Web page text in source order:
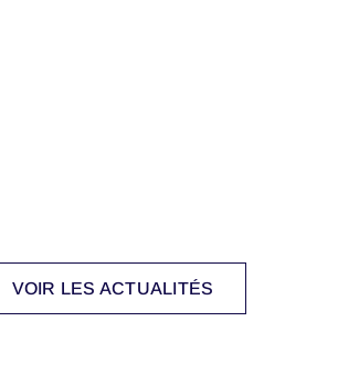
VOIR LES ACTUALITÉS